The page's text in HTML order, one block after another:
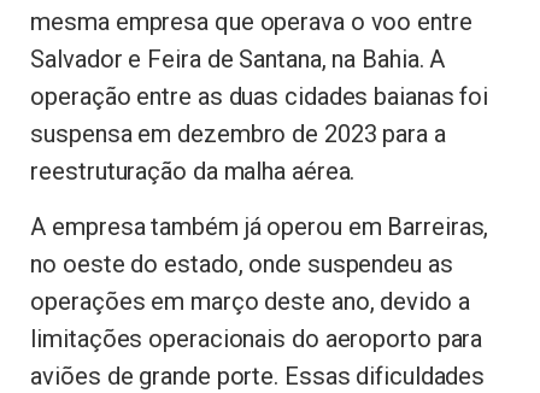
mesma empresa que operava o voo entre
Salvador e Feira de Santana, na Bahia. A
operação entre as duas cidades baianas foi
suspensa em dezembro de 2023 para a
reestruturação da malha aérea.
A empresa também já operou em Barreiras,
no oeste do estado, onde suspendeu as
operações em março deste ano, devido a
limitações operacionais do aeroporto para
aviões de grande porte. Essas dificuldades